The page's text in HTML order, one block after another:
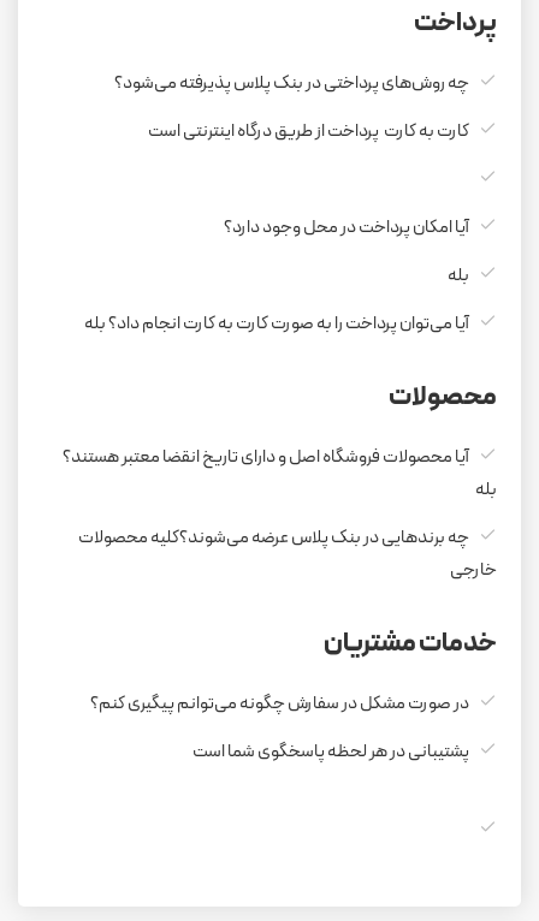
پرداخت
چه روش‌های پرداختی در بنک پلاس پذیرفته می‌شود؟
کارت به کارت پرداخت از طریق درگاه اینترنتی است
آیا امکان پرداخت در محل وجود دارد؟
بله
آیا می‌توان پرداخت را به صورت کارت به کارت انجام داد؟ بله
محصولات
آیا محصولات فروشگاه اصل و دارای تاریخ انقضا معتبر هستند؟
بله
چه برندهایی در بنک پلاس عرضه می‌شوند؟کلیه محصولات
خارجی
خدمات مشتریان
در صورت مشکل در سفارش چگونه می‌توانم پیگیری کنم؟
پشتیبانی در هر لحظه پاسخگوی شما است